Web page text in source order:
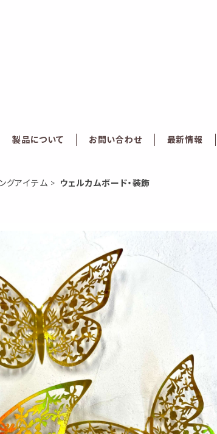
製品について お問い合わせ 最新情報
グアイテム ウェルカムボード・装飾